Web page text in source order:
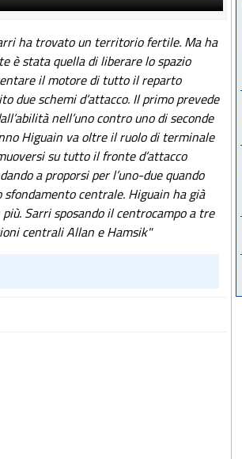
ha trovato un territorio fertile. Ma ha
è stata quella di liberare lo spazio
il motore di tutto il reparto
due schemi d’attacco. Il primo prevede
nell’uno contro uno di seconde
Higuain va oltre il ruolo di terminale
su tutto il fronte d’attacco
a proporsi per l’uno-due quando
centrale. Higuain ha già
Sarri sposando il centrocampo a tre
centrali Allan e Hamsik"